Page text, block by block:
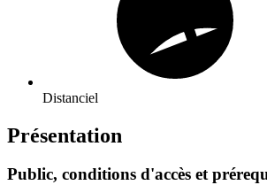
Distanciel
Présentation
Public, conditions d'accès et